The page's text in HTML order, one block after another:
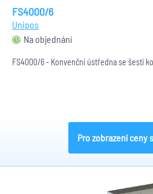
FS4000/6
Unipos
Na objednání
FS4000/6 - Konvenční ústředna se šesti
Pro zobrazení ceny